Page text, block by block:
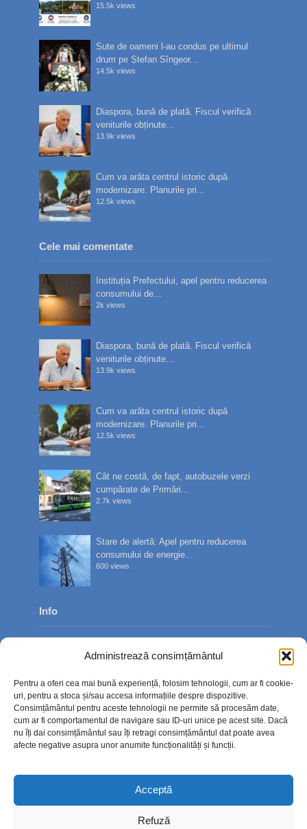
Administrează consimțământul
Pentru a oferi cea mai bună experiență, folosim tehnologii, cum ar fi cookie-
uri, pentru a stoca și/sau accesa informațiile despre dispozitive.
Consimțământul pentru aceste tehnologii ne permite să procesăm date,
cum ar fi comportamentul de navigare sau ID-uri unice pe acest site. Dacă
nu îți dai consimțământul sau îți retragi consimțământul dat poate avea
afecte negative asupra unor anumite funcționalități și funcții.
Acceptă
Refuză
15.5k views
Sute de oameni l-au condus pe ultimul
drum pe Ștefan Sîngeor...
14.5k views
Diaspora, bună de plată. Fiscul verifică
veniturile obținute...
13.9k views
Cum va arăta centrul istoric după
modernizare. Planurile pri...
12.5k views
Cele mai comentate
Instituția Prefectului, apel pentru reducerea
consumului de...
2k views
Diaspora, bună de plată. Fiscul verifică
veniturile obținute...
13.9k views
Cum va arăta centrul istoric după
modernizare. Planurile pri...
12.5k views
Cât ne costă, de fapt, autobuzele verzi
cumpărate de Primări...
2.7k views
Stare de alertă: Apel pentru reducerea
consumului de energie...
600 views
Info
Contact
Politica de confidențialitate
Politică cookie-uri (UE)